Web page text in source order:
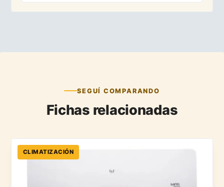
SEGUÍ COMPARANDO
Fichas relacionadas
CLIMATIZACIÓN